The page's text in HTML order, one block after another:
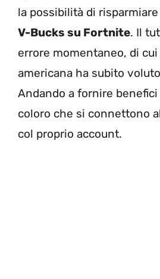
la possibilità di
V-Bucks su Fortnite. Il
errore momentaneo, di cui
americana ha subito
Andando a fornire
coloro che si connettono
col proprio account.